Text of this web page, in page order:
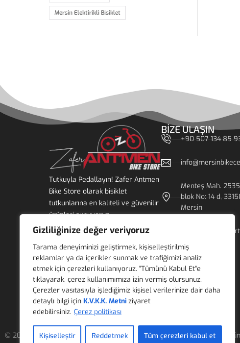
Gizliliğinize değer veriyoruz
Tarama deneyiminizi geliştirmek, kişiselleştirilmiş
reklamlar ya da içerikler sunmak ve trafiğimizi analiz
etmek için çerezleri kullanıyoruz. "Tümünü Kabul Et"e
tıklayarak, çerez kullanımımıza izin vermiş olursunuz.
Çerezler vasıtasıyla işlediğimiz kişisel verilerinize dair daha
detaylı bilgi için K.V.K.K. Metni ziyaret
edebilirsiniz. Çerez politikası
Kişiselleştir Reddetmek Tüm çerezleri kabul et
Mersin Elektirikli Bisiklet
Tutkuyla Pedallayın! Zafer Antmen
Bike Store olarak bisiklet
tutkunlarına en kaliteli ve güvenilir
ürünleri sunuyoruz.
BIZE ULAŞIN
+90 507 134 85
Menteş Mah.
blok No: 14 d,
Mersin
Pazartesi -
© 2025 Zafer Antmen Bike Store - Siste-MaWeb Tasarım